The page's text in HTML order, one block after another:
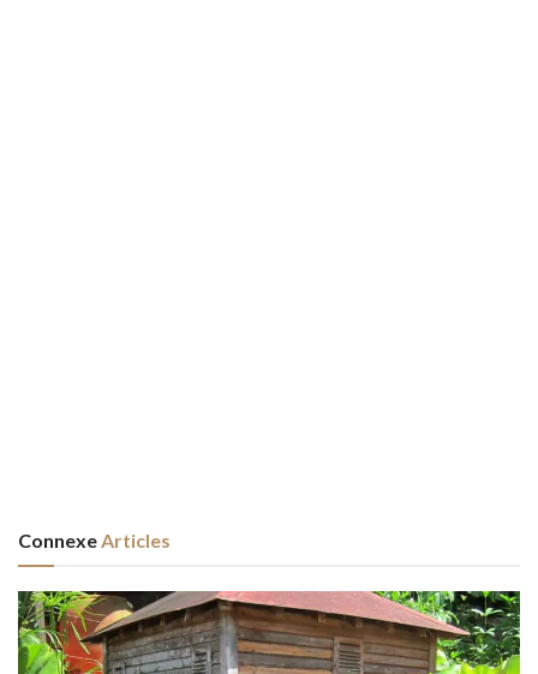
ConnexeArticles